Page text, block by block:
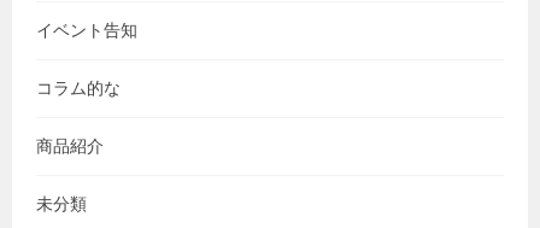
イベント告知
コラム的な
商品紹介
未分類